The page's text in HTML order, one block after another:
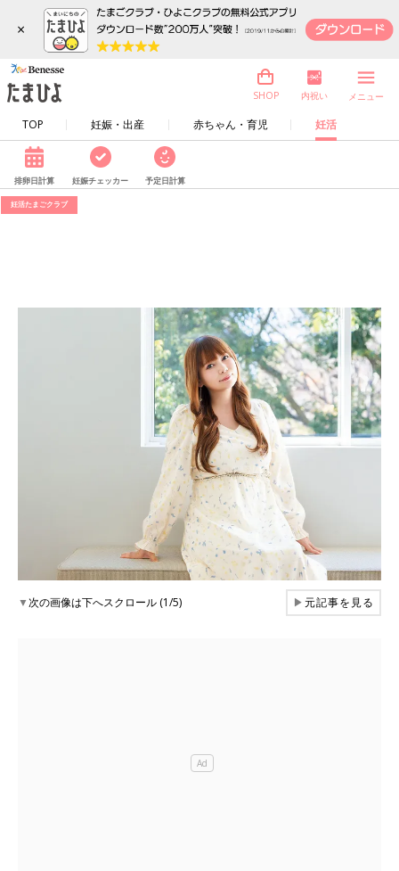
×
TOP 妊娠・出産 赤ちゃん・育児 妊活
SHOP 内祝い メニュー
排卵日計算 妊娠チェッカー 予定日計算
妊活たまごクラブ
▼次の画像は下へスクロール (1/5) ▶元記事を見る